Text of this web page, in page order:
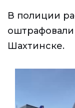
В полиции
Шахтинске.